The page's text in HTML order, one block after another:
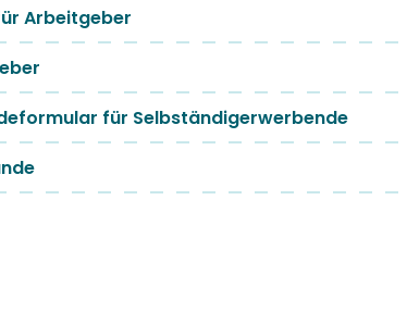
Arbeitgeber
für Selbständigerwerbende